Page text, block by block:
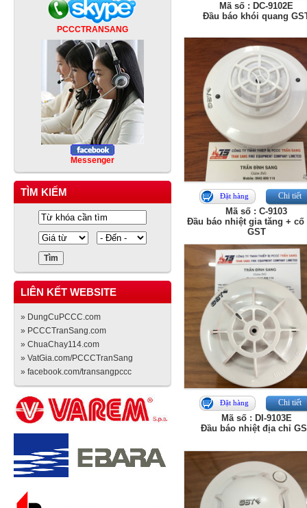
PCCCTRANSANG
Messenger
TÌM KIẾM
LIÊN KẾT WEBSITE
» DungCuPCCC.com
» PCCCTranSang.com
» ChuaChay114.com
» VatGia.com/PCCCTranSang
» facebook.com/transangpccc
Mã số : DC-9102E
Đầu báo khói quang
Đặt hàng Chi tiết
Mã số : C-9103
Đầu báo nhiệt gia tăng + cố
GST
Đặt hàng Chi tiết
Mã số : DI-9103E
Đầu báo nhiệt địa chỉ